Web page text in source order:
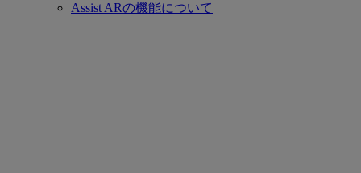
Assist ARの機能について